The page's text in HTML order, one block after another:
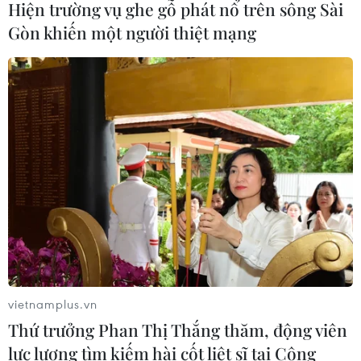
CƠ QUAN CHỦ QUẢN: THÔNG TẤN XÃ VIỆT NAM
Tổng Biên tập: TRẦN TIẾN DUẨN
Phó Tổng Biên tập: NGUYỄN THỊ TÁM, KHÚC THANH
THỦY
Sở hữu trí tuệ
Quy định sử dụng
RSS
Hỗ trợ
Ngôn ngữ
TTXVN
Dịch vụ tin
Liên hệ
Hiện trường vụ ghe gỗ phát nổ trên sông Sài
Gòn khiến một người thiệt mạng
vietnamplus.vn
Thứ trưởng Phan Thị Thắng thăm, động viên
lực lượng tìm kiếm hài cốt liệt sĩ tại Công